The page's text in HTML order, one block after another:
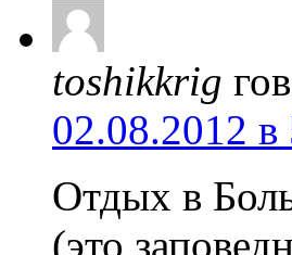
toshikkrig
02.08.2012 в
Отдых в
(это